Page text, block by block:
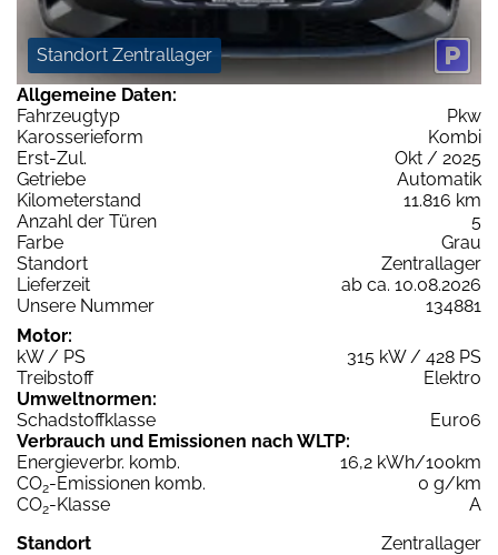
Standort Zentrallager
Allgemeine Daten:
Fahrzeugtyp
Pkw
Karosserieform
Kombi
Erst-Zul.
Okt / 2025
Getriebe
Automatik
Kilometerstand
11.816 km
Anzahl der Türen
5
Farbe
Grau
Standort
Zentrallager
Lieferzeit
ab ca. 10.08.2026
Unsere Nummer
134881
Motor:
kW / PS
315 kW / 428 PS
Treibstoff
Elektro
Umweltnormen:
Schadstoffklasse
Euro6
Verbrauch und Emissionen nach WLTP:
Energieverbr. komb.
16,2 kWh/100km
CO2-Emissionen komb.
0 g/km
CO2-Klasse
A
Standort
Zentrallager